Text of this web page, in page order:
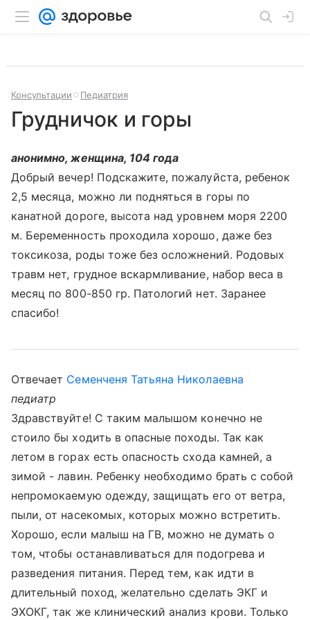
Консультации Педиатрия
Грудничок и горы
анонимно, женщина, 104 года
Добрый вечер! Подскажите, пожалуйста, ребенок
2,5 месяца, можно ли подняться в горы по
канатной дороге, высота над уровнем моря 2200
м. Беременность проходила хорошо, даже без
токсикоза, роды тоже без осложнений. Родовых
травм нет, грудное вскармливание, набор веса в
месяц по 800-850 гр. Патологий нет. Заранее
спасибо!
Отвечает Семенченя Татьяна Николаевна
педиатр
Здравствуйте! С таким малышом конечно не
стоило бы ходить в опасные походы. Так как
летом в горах есть опасность схода камней, а
зимой - лавин. Ребенку необходимо брать с собой
непромокаемую одежду, защищать его от ветра,
пыли, от насекомых, которых можно встретить.
Хорошо, если малыш на ГВ, можно не думать о
том, чтобы останавливаться для подогрева и
разведения питания. Перед тем, как идти в
длительный поход, желательно сделать ЭКГ и
ЭХОКГ, так же клинический анализ крови. Только